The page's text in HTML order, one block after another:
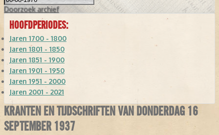
Doorzoek archief
HOOFDPERIODES:
Jaren 1700 - 1800
Jaren 1801 - 1850
Jaren 1851 - 1900
Jaren 1901 - 1950
Jaren 1951 - 2000
Jaren 2001 - 2021
KRANTEN EN TIJDSCHRIFTEN VAN DONDERDAG 16
SEPTEMBER 1937